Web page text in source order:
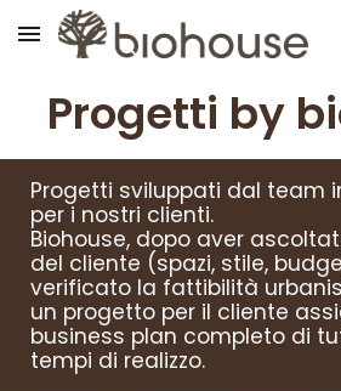
Skip to main content
Progetti by
Progetti sviluppati dal team
per i nostri clienti.
Biohouse, dopo aver
del cliente (spazi, stile,
verificato la fattibilità
un progetto per il cliente
business plan completo di
tempi di realizzo.